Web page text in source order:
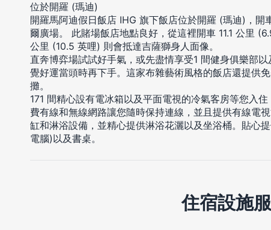
位於開羅 (瑪迪)
開羅馬阿迪假日飯店 IHG 旗下飯店位於開羅 (瑪迪)，開
爾廣場。 此賭場飯店地點良好，從這裡開車 11.1 公里
公里 (10.5 英哩) 則會抵達吉薩獅身人面像。
直奔博弈場試試好手氣，或先盡情享受1 間健身俱樂部
覺好運當頭時再下手。這家布雜藝術風格的飯店還提供
攤。
171 間精心設有電冰箱以及平面電視的冷氣客房等您入
費有線和無線網路讓您隨時保持連線，並且提供有線電
缸和淋浴設備，並精心提供淋浴花灑以及坐浴桶。貼心
電腦)以及書桌。
住宿設施